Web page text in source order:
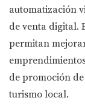
automatización
de venta digital.
permitan
de promoción
turismo local.